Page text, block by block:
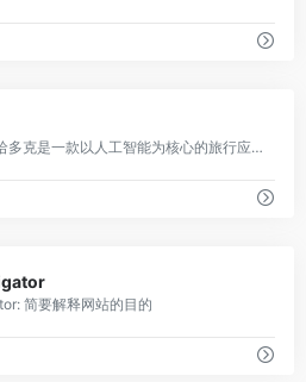
HeyHaddock: 嘿哈多克是一款以人工智能为核心的旅行应用，用于个性化旅行计划。
简要解释网站的目的